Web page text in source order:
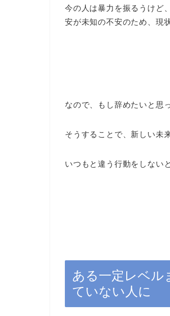
今の人は暴力を振るうけど
安が未知の不安のため、現
なので、もし辞めたいと思
そうすることで、新しい未
いつもと違う行動をしない
ある一定レベル
ていない人に